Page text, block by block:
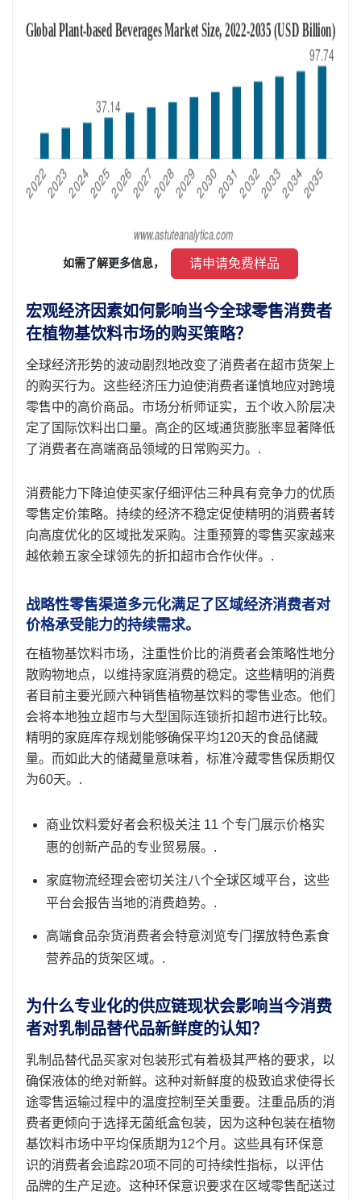
如需了解更多信息， 请申请免费样品
宏观经济因素如何影响当今全球零售消费者
在植物基饮料市场的购买策略？
全球经济形势的波动剧烈地改变了消费者在超市货架上
的购买行为。这些经济压力迫使消费者谨慎地应对跨境
零售中的高价商品。市场分析师证实，五个收入阶层决
定了国际饮料出口量。高企的区域通货膨胀率显著降低
了消费者在高端商品领域的日常购买力。.
消费能力下降迫使买家仔细评估三种具有竞争力的优质
零售定价策略。持续的经济不稳定促使精明的消费者转
向高度优化的区域批发采购。注重预算的零售买家越来
越依赖五家全球领先的折扣超市合作伙伴。.
战略性零售渠道多元化满足了区域经济消费者对
价格承受能力的持续需求。
在植物基饮料市场，注重性价比的消费者会策略性地分
散购物地点，以维持家庭消费的稳定。这些精明的消费
者目前主要光顾六种销售植物基饮料的零售业态。他们
会将本地独立超市与大型国际连锁折扣超市进行比较。
精明的家庭库存规划能够确保平均120天的食品储藏
量。而如此大的储藏量意味着，标准冷藏零售保质期仅
为60天。.
商业饮料爱好者会积极关注 11 个专门展示价格实
惠的创新产品的专业贸易展。.
家庭物流经理会密切关注八个全球区域平台，这些
平台会报告当地的消费趋势。.
高端食品杂货消费者会特意浏览专门摆放特色素食
营养品的货架区域。.
为什么专业化的供应链现状会影响当今消费
者对乳制品替代品新鲜度的认知？
乳制品替代品买家对包装形式有着极其严格的要求，以
确保液体的绝对新鲜。这种对新鲜度的极致追求使得长
途零售运输过程中的温度控制至关重要。注重品质的消
费者更倾向于选择无菌纸盒包装，因为这种包装在植物
基饮料市场中平均保质期为12个月。这些具有环保意
识的消费者会追踪20项不同的可持续性指标，以评估
品牌的生产足迹。这种环保意识要求在区域零售配送过